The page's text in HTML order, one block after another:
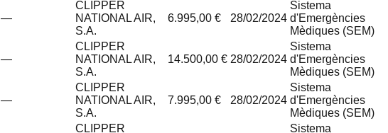
—
CLIPPER
NATIONAL AIR,
S.A.
6.995,00 € 28/02/2024
Sistema
d'Emergències
Mèdiques (SEM)
—
CLIPPER
NATIONAL AIR,
S.A.
14.500,00 € 28/02/2024
Sistema
d'Emergències
Mèdiques (SEM)
—
CLIPPER
NATIONAL AIR,
S.A.
7.995,00 € 28/02/2024
Sistema
d'Emergències
Mèdiques (SEM)
CLIPPER Sistema